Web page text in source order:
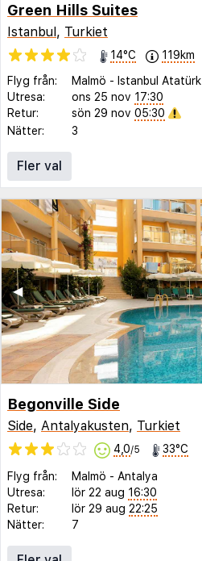
Green Hills Suites
Istanbul , Turkiet
14°C
119km
Flyg från:
Malmö - Istanbul Atatürk
Utresa:
ons 25 nov 17:30
Retur:
sön 29 nov 05:30
Nätter:
3
Fler val
◀︎
Begonville Side
Side, Antalyakusten, Turkiet
4,0/5 33°C
Flyg från: Malmö - Antalya
Utresa:
lör 22 aug 16:30
Retur:
lör 29 aug 22:25
Nätter:
7